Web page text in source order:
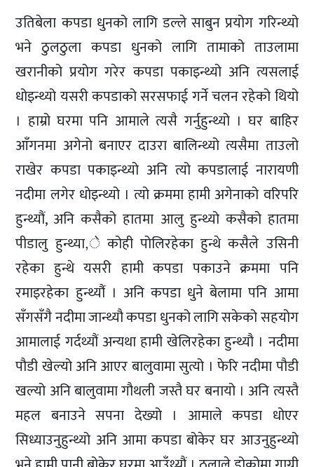
उतिबेला कपडा धुनको लागि डल्ले साबुन प्रयोग गरिन्थ्यो
भने ठुलठुला कपडा धुनको लागि तामाको ताउलामा
खरानीको प्रयोग गरेर कपडा पकाइन्थ्यो अनि त्यसलाई
धोइन्थ्यो यसरी कपडाको सरसफाई गर्ने चलन रहेको थियो
। हाम्रो घरमा पनि आमाले त्यसै गर्नुहुन्थ्यो । घर बाहिर
आँगनमा अगेनो बनाएर दाउरा बालिन्थ्यो त्यसैमा ताउलो
राखेर कपडा पकाइन्थ्यो अनि त्यो कपडालाई नारायणी
नदीमा लगेर धोइन्थ्यो । त्यो क्रममा हामी अगेनाको वरिपरि
हुन्थ्यौं, अनि कसैको हातमा आलु हुन्थ्यो कसैको हातमा
पीडालु हुन्थ्या,े कोही पोलिरहेका हुन्थे कसैले उसिनी
रहेका हुन्थे यसरी हामी कपडा पकाउने क्रममा पनि
रमाइरहेका हुन्थ्यौंं । अनि कपडा धुने बेलामा पनि आमा
सँगसँगै नदीमा जान्थ्यौ कपडा धुनको लागि सकेको सहयोग
आमालाई गर्दथ्यौं अन्यथा हामी खेलिरहेका हुन्थ्यौ । नदीमा
पौडी खेल्यो अनि आएर बालुवामा सुत्यो । फेरि नदीमा पौडी
खल्यो अनि बालुवामा गौथली जस्तै घर बनायो । अनि त्यस्तै
महल बनाउने सपना देख्यो । आमाले कपडा धोएर
सिध्याउनुहुन्थ्यो अनि आमा कपडा बोकेर घर आउनुहुन्थ्यो